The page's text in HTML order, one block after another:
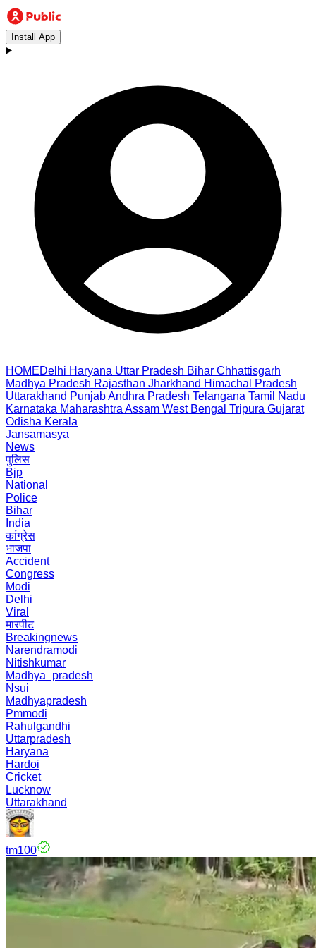
Install App
HOMEDelhi Haryana Uttar Pradesh Bihar Chhattisgarh
Madhya Pradesh Rajasthan Jharkhand Himachal Pradesh
Uttarakhand PunjabAndhra Pradesh Telangana Tamil Nadu
Karnataka Maharashtra Assam West Bengal Tripura Gujarat
Odisha Kerala
Jansamasya
News
पुलिस
Bjp
National
Police
Bihar
India
कांग्रेस
भाजपा
Accident
Congress
Modi
Delhi
Viral
मारपीट
Breakingnews
Narendramodi
Nitishkumar
Madhya_pradesh
Nsui
Madhyapradesh
Pmmodi
Rahulgandhi
Uttarpradesh
Haryana
Hardoi
Cricket
Lucknow
Uttarakhand
tm100